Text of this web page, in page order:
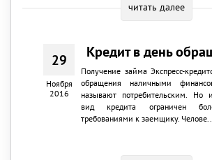
читать далее
29
Ноября
2016
Кредит в день
Получение займа Экспресс-
обращения наличными
называют потребительским. Но
вид кредита ограничен
требованиями к заемщику.